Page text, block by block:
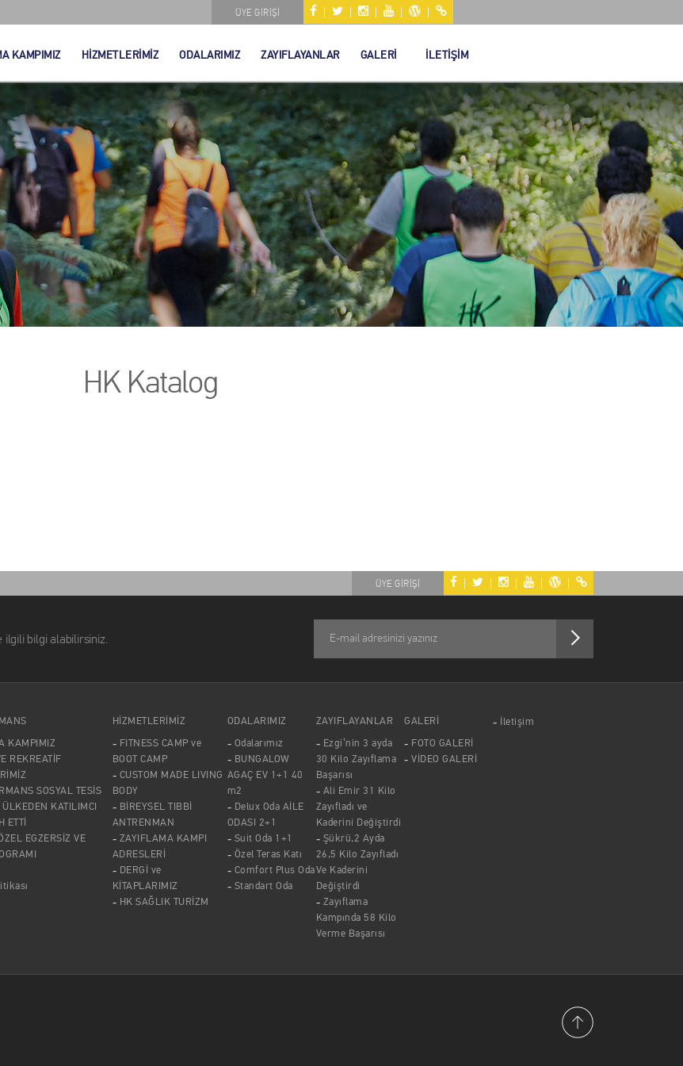
| | | | |
ÜYE GİRİŞİ
KAMPIMIZ HİZMETLERİMİZ ODALARIMIZ ZAYIFLAYANLAR GALERİ İLETİŞİM
HK Katalog
| | | | |
ÜYE GİRİŞİ
bilgi alabilirsiniz.
KAMPIMIZ
REKREATİF
SOSYAL TESİS
KATILIMCI
ETTİ
EGZERSİZ VE
HİZMETLERİMİZ
FITNESS CAMP ve
BOOT CAMP
CUSTOM MADE LIVING
BODY
BİREYSEL TIBBİ
ANTRENMAN
ZAYIFLAMA KAMPI
ADRESLERİ
DERGİ ve
KİTAPLARIMIZ
HK SAĞLIK TURİZM
ODALARIMIZ
Odalarımız
BUNGALOW
AGAÇ EV 1+1 40
m2
Delux Oda AİLE
ODASI 2+1
Suit Oda 1+1
Özel Teras Katı
Comfort Plus Oda
Standart Oda
ZAYIFLAYANLAR
Ezgi’nin 3 ayda
30 Kilo Zayıflama
Başarısı
Ali Emir 31 Kilo
Zayıfladı ve
Kaderini Değiştirdi
Şükrü,2 Ayda
26,5 Kilo Zayıfladı
Ve Kaderini
Değiştirdi
Zayıflama
Kampında 58 Kilo
Verme Başarısı
GALERİ
FOTO GALERİ
VİDEO GALERİ
İletişim